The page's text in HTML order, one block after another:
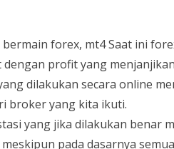
forex, mt4 Saat ini
profit yang
dilakukan secara online
broker yang kita ikuti.
yang jika dilakukan benar
pada dasarnya